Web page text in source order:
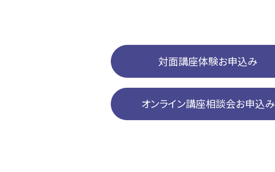
対面講座体験お申込み
オンライン講座相談会お申込み